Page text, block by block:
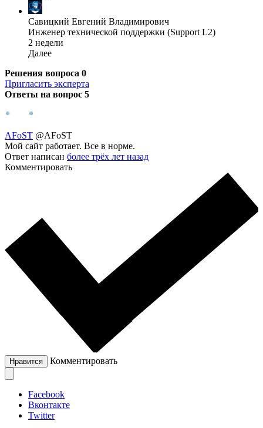
Савицкий Евгений Владимирович
Инженер технической поддержки (Support L2)
2 недели
Далее
Решения вопроса 0
Пригласить эксперта
Ответы на вопрос 5
AFoST @AFoST
Мой сайт работает. Все в норме.
Ответ написан более трёх лет назад
Комментировать
Нравится Комментировать
Facebook
Вконтакте
Twitter